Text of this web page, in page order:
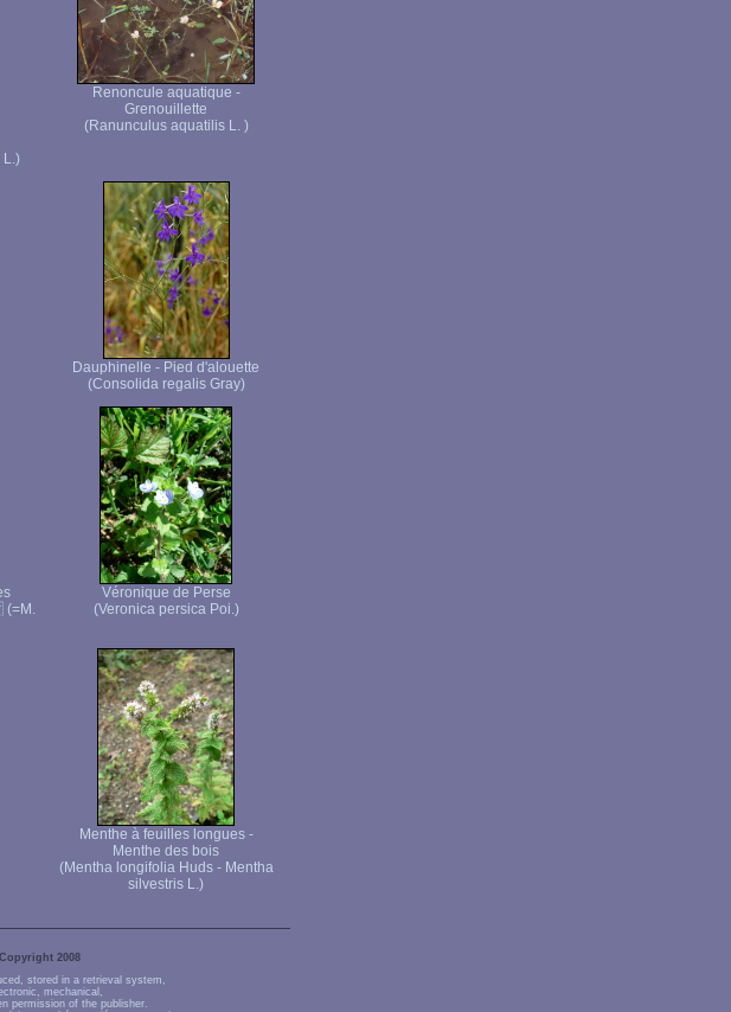
Renoncule aquatique -
Grenouillette
(Ranunculus aquatilis L. )
Dauphinelle - Pied d'alouette
(Consolida regalis Gray)
(=M.
Véronique de Perse
(Veronica persica Poi.)
Menthe à feuilles longues -
Menthe des bois
(Mentha longifolia Huds - Mentha
silvestris L.)
2008
stored in a retrieval system,
mechanical,
permission of the publisher.